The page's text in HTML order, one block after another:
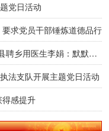
党日活动
求党员干部锤炼道德品行
重庆渝北区统景中心卫生院“反哺计划”县聘乡用医生李娟：默默无闻写担当
法支队开展主题党日活动
感提升